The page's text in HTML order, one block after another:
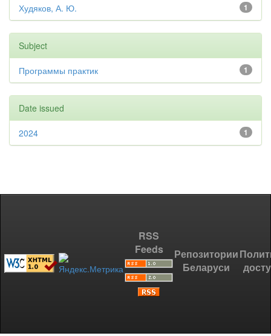
1
Худяков, А. Ю.
Subject
1
Программы практик
Date issued
1
2024
RSS
Feeds
Репозитории
Беларуси